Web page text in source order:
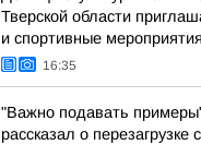
Тверской области
и спортивные мероприятия
16:35
"Важно подавать
рассказал о перезагрузке